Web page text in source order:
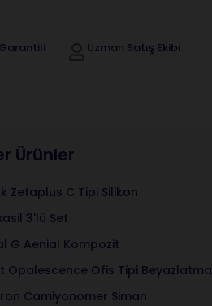
Uzman Satış Ekibi
Ürünler
Zetaplus C Tipi Silikon
3'lü Set
G Aenial Kompozit
Opalescence Ofis Tipi Beyazlatma
Camiyonomer Siman